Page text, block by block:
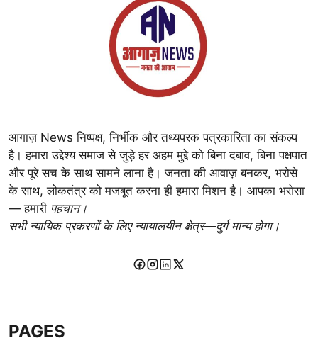
आगाज़ News निष्पक्ष, निर्भीक और तथ्यपरक पत्रकारिता का संकल्प
है। हमारा उद्देश्य समाज से जुड़े हर अहम मुद्दे को बिना दबाव, बिना पक्षपात
और पूरे सच के साथ सामने लाना है। जनता की आवाज़ बनकर, भरोसे
के साथ, लोकतंत्र को मजबूत करना ही हमारा मिशन है। आपका भरोसा
— हमारी पहचान।
सभी न्यायिक प्रकरणों के लिए न्यायालयीन क्षेत्र—दुर्ग मान्य होगा।
PAGES